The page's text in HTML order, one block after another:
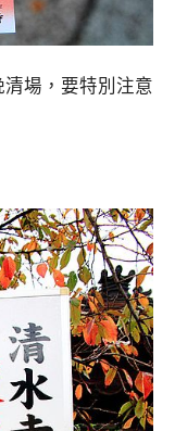
場，要特別注意